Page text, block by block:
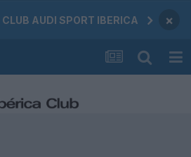
AUDI SPORT IBERICA ×